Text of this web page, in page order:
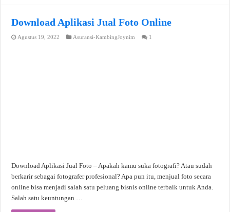
Download Aplikasi Jual Foto Online
Agustus 19, 2022 Asuransi-KambingJoynim 1
Download Aplikasi Jual Foto – Apakah kamu suka fotografi? Atau sudah
berkarir sebagai fotografer profesional? Apa pun itu, menjual foto secara
online bisa menjadi salah satu peluang bisnis online terbaik untuk Anda.
Salah satu keuntungan …